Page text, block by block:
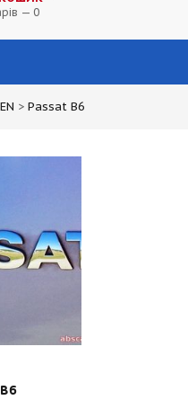
— 0
> Passat B6